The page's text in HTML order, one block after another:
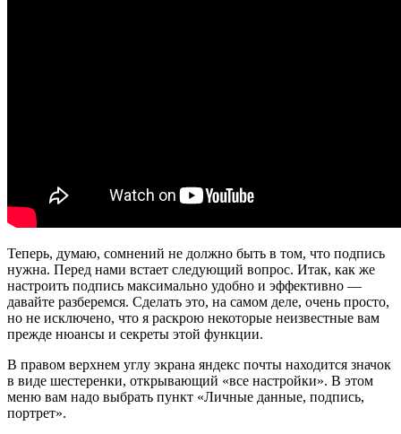
Теперь, думаю, сомнений не должно быть в том, что подпись
нужна. Перед нами встает следующий вопрос. Итак, как же
настроить подпись максимально удобно и эффективно —
давайте разберемся. Сделать это, на самом деле, очень просто,
но не исключено, что я раскрою некоторые неизвестные вам
прежде нюансы и секреты этой функции.
В правом верхнем углу экрана яндекс почты находится значок
в виде шестеренки, открывающий «все настройки». В этом
меню вам надо выбрать пункт «Личные данные, подпись,
портрет».